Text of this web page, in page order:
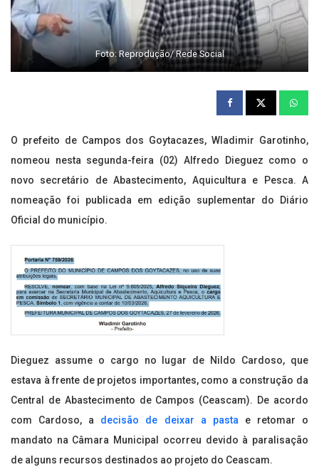
Foto: Reprodução/ Rede Social
O prefeito de Campos dos Goytacazes, Wladimir Garotinho,
nomeou nesta segunda-feira (02) Alfredo Dieguez como o
novo secretário de Abastecimento, Aquicultura e Pesca. A
nomeação foi publicada em edição suplementar do Diário
Oficial do município.
Dieguez assume o cargo no lugar de Nildo Cardoso, que
estava à frente de projetos importantes, como a construção da
Central de Abastecimento de Campos (Ceascam). De acordo
com Cardoso, a decisão de deixar a pasta e retomar o
mandato na Câmara Municipal ocorreu devido à paralisação
de alguns recursos destinados ao projeto do Ceascam.